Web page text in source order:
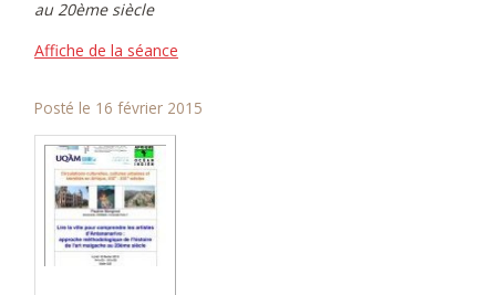
au 20ème siècle
Affiche de la séance
Posté le 16 février 2015